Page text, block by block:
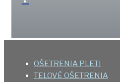
OŠETRENIA PLETI
TELOVÉ OŠETRENIA